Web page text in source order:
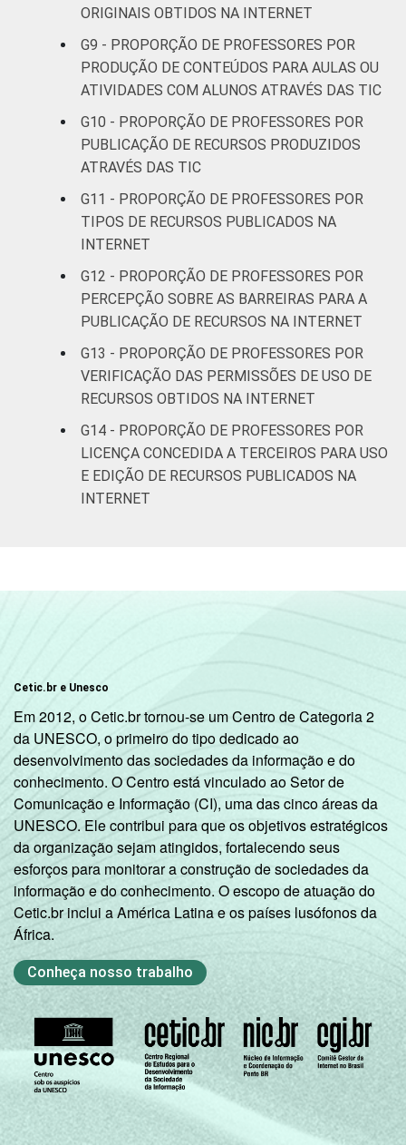
2º ano do
Ensino
Médio
71
¹ Base: 422 professores que publicaram
algum recurso na Internet. Respostas
estimuladas. Cada item apresentado se
refere apenas aos resultados da alternativa
"sim". Dados coletados entre setembro e
dezembro de 2013.
Fonte: NIC.br - set 2013 / dez 2013
ORIGINAIS OBTIDOS NA INTERNET
G9 - PROPORÇÃO DE PROFESSORES POR
PRODUÇÃO DE CONTEÚDOS PARA AULAS OU
ATIVIDADES COM ALUNOS ATRAVÉS DAS TIC
G10 - PROPORÇÃO DE PROFESSORES POR
PUBLICAÇÃO DE RECURSOS PRODUZIDOS
ATRAVÉS DAS TIC
G11 - PROPORÇÃO DE PROFESSORES POR
TIPOS DE RECURSOS PUBLICADOS NA
INTERNET
G12 - PROPORÇÃO DE PROFESSORES POR
PERCEPÇÃO SOBRE AS BARREIRAS PARA A
PUBLICAÇÃO DE RECURSOS NA INTERNET
G13 - PROPORÇÃO DE PROFESSORES POR
VERIFICAÇÃO DAS PERMISSÕES DE USO DE
RECURSOS OBTIDOS NA INTERNET
G14 - PROPORÇÃO DE PROFESSORES POR
LICENÇA CONCEDIDA A TERCEIROS PARA USO
E EDIÇÃO DE RECURSOS PUBLICADOS NA
INTERNET
Cetic.br e Unesco
Em 2012, o Cetic.br tornou-se um Centro de Categoria 2
da UNESCO, o primeiro do tipo dedicado ao
desenvolvimento das sociedades da informação e do
conhecimento. O Centro está vinculado ao Setor de
Comunicação e Informação (CI), uma das cinco áreas da
UNESCO. Ele contribui para que os objetivos estratégicos
da organização sejam atingidos, fortalecendo seus
esforços para monitorar a construção de sociedades da
informação e do conhecimento. O escopo de atuação do
Cetic.br inclui a América Latina e os países lusófonos da
África.
Conheça nosso trabalho